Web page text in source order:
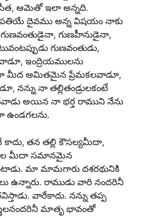
ఆమెతో ఇలా అన్నది.
పతియే దైవము అన్న విషయం నాకు
గుణవంతుడైనా, గుణహీనుడైనా,
గుణవంతుడు,
ఇంద్రియములను
మీద అమితమైన ప్రేమకలవాడూ,
నన్ను నా తల్లితండ్రులకంటే
అయిన నా భర్త రాముని నేను
ఉండగలను.
తన తల్లి కౌసల్యమీదా,
మీదా సమానమైన
మా మామగారు దశరథునికి
ఉన్నారు. రాముడు వారి నందరినీ
వారేకాదు. నన్ను తప్ప
మాతృ భావంతో